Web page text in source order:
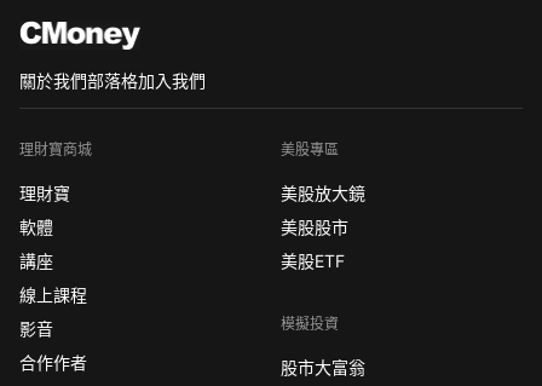
關於我們部落格加入我們
理財寶商城
理財寶
軟體
講座
線上課程
影音
合作作者
美股專區
美股放大鏡
美股股市
美股ETF
模擬投資
股市大富翁